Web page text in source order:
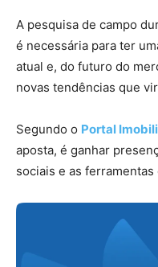
A pesquisa de campo
é necessária para ter
atual e, do futuro do
novas tendências que
Segundo o Portal
aposta, é ganhar
sociais e as